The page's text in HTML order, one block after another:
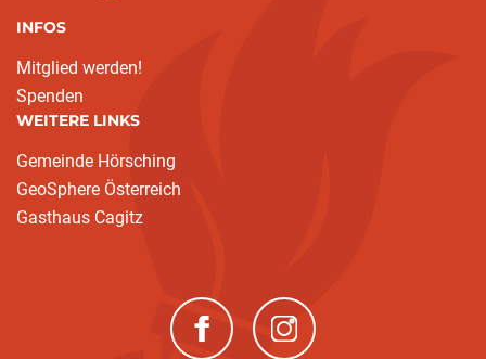
INFOS
Mitglied werden!
Spenden
WEITERE LINKS
Gemeinde Hörsching
GeoSphere Österreich
Gasthaus Cagitz
(neues Fenster)(neues Fenster)